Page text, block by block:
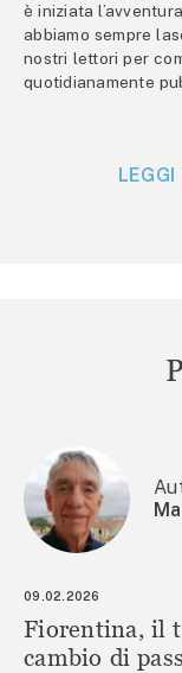
è iniziata
abbiamo sempre
nostri lettori per
quotidianamente
09.02.2026
Fiorentina, il
cambio di